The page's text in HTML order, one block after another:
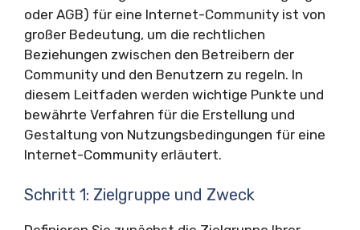
oder AGB) für eine Internet-Community ist von
großer Bedeutung, um die rechtlichen
Beziehungen zwischen den Betreibern der
Community und den Benutzern zu regeln. In
diesem Leitfaden werden wichtige Punkte und
bewährte Verfahren für die Erstellung und
Gestaltung von Nutzungsbedingungen für eine
Internet-Community erläutert.
Schritt 1: Zielgruppe und Zweck